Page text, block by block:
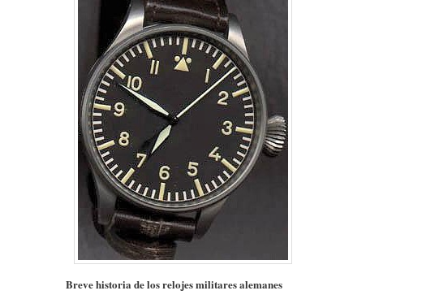
Breve historia de los relojes militares alemanes